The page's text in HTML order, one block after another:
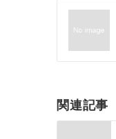
投
ナ
ゲ
ー
関連記事